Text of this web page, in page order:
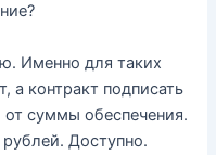
Именно для таких
а контракт подписать
суммы обеспечения.
Доступно.